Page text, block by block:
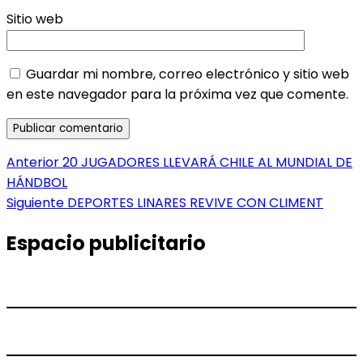
Sitio web
Guardar mi nombre, correo electrónico y sitio web
en este navegador para la próxima vez que comente.
Navegación
de
AnteriorEntrada
anterior:
20 JUGADORES LLEVARÁ CHILE AL MUNDIAL DE
HÁNDBOL
Siguiente Entrada
DEPORTES LINARES REVIVE CON CLIMENT
Espacio publicitario